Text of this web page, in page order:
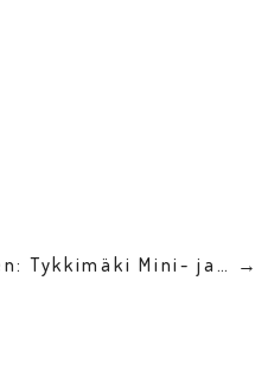
Tykkimäki Mini- ja… →